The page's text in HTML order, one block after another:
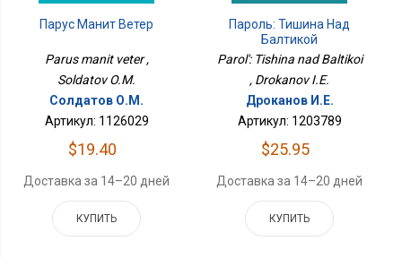
Парус Манит Ветер
Parus manit veter ,
Soldatov O.M.
Солдатов О.М.
Артикул: 1126029
$19.40
Доставка за 14–20 дней
КУПИТЬ
Пароль: Тишина Над
Балтикой
Parol': Tishina nad Baltikoi
, Drokanov I.E.
Дроканов И.Е.
Артикул: 1203789
$25.95
Доставка за 14–20 дней
КУПИТЬ